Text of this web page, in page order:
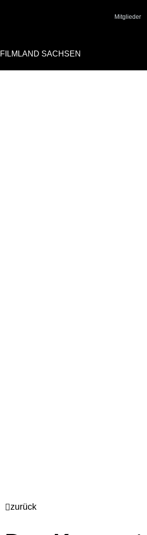
Mitglieder
FILMLAND SACHSEN
zurück